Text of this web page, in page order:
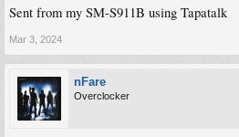
Sent from my SM-S911B using Tapatalk
Mar 3, 2024
nFare
Overclocker